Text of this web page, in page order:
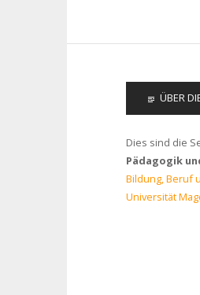
ÜBER
Dies sind die
Pädagogik
Bildung, Beruf
Universität